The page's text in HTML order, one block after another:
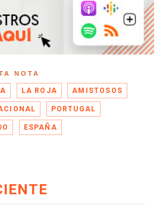
NOTA
LA ROJA AMISTOSOS
PORTUGAL
ESPAÑA